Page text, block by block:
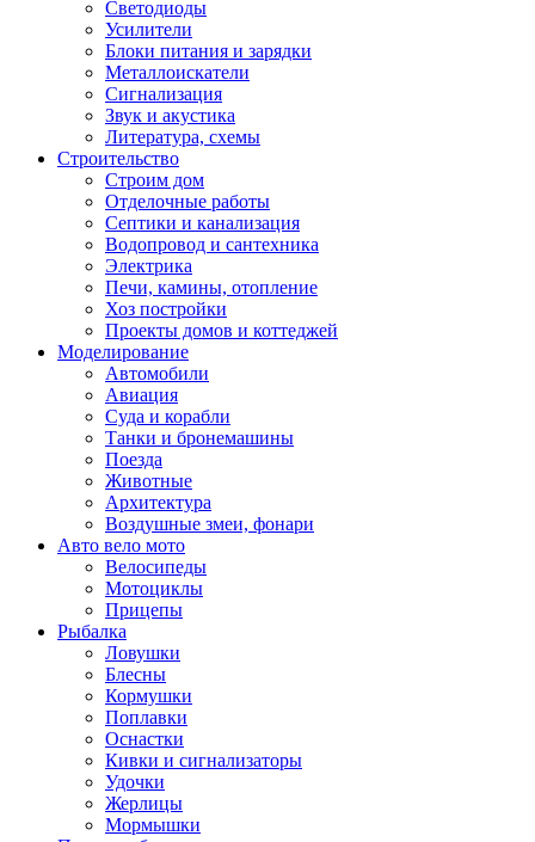
Светодиоды
Усилители
Блоки питания и зарядки
Металлоискатели
Сигнализация
Звук и акустика
Литература, схемы
Строительство
Строим дом
Отделочные работы
Септики и канализация
Водопровод и сантехника
Электрика
Печи, камины, отопление
Хоз постройки
Проекты домов и коттеджей
Моделирование
Автомобили
Авиация
Суда и корабли
Танки и бронемашины
Поезда
Животные
Архитектура
Воздушные змеи, фонари
Авто вело мото
Велосипеды
Мотоциклы
Прицепы
Рыбалка
Ловушки
Блесны
Кормушки
Поплавки
Оснастки
Кивки и сигнализаторы
Удочки
Жерлицы
Мормышки